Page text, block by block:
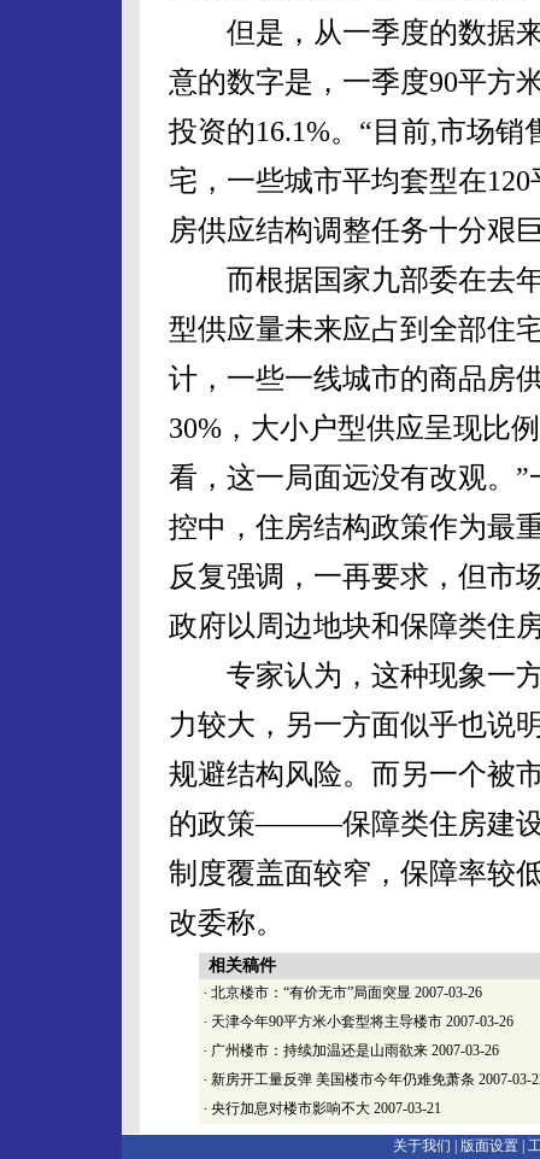
但是，从一季度的数据来
意的数字是，一季度90平方
投资的16.1%。“目前,市场
宅，一些城市平均套型在
房供应结构调整任务十分艰
而根据国家九部委在去年
型供应量未来应占到全部住
计，一些一线城市的商品房
30%，大小户型供应呈现比
看，这一局面远没有改观。
控中，住房结构政策作为最
反复强调，一再要求，但市
政府以周边地块和保障类住
专家认为，这种现象一方
力较大，另一方面似乎也说
规避结构风险。而另一个被
的政策———保障类住房建设
制度覆盖面较窄，保障率较
改委称。
相关稿件
· 北京楼市：“有价无市”局面突显 2007-03-26
· 天津今年90平方米小套型将主导楼市 2007-03-26
· 广州楼市：持续加温还是山雨欲来 2007-03-26
· 新房开工量反弹 美国楼市今年仍难免萧条 2007-03-
· 央行加息对楼市影响不大 2007-03-21
关于我们 | 版面设置